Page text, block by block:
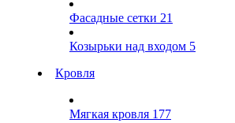
Фасадные сетки 21
Козырьки над входом 5
Кровля
Мягкая кровля 177